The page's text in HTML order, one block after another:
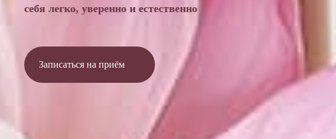
себя легко, уверенно и естественно
Записаться на приём